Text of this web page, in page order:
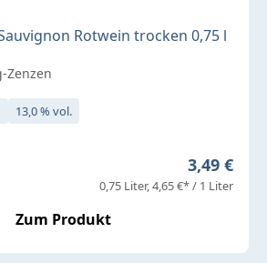
Rotwein trocken 0,75 l
Zenzen
13,0 % vol.
Regulärer
3,49 €
0,75 Liter 4,65 €* / 1 Liter
Zum Produkt